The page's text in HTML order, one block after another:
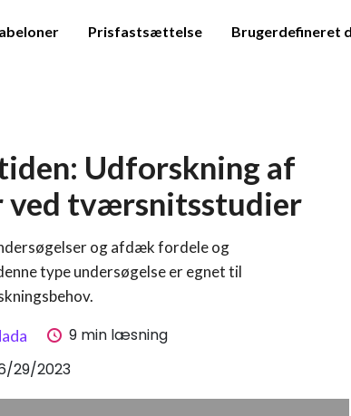
Prisfastsættelse Brugerdefineret
Udforskning af
ved tværsnitsstudier
og afdæk fordele og
type undersøgelse er egnet til
9 min læsning
29/2023